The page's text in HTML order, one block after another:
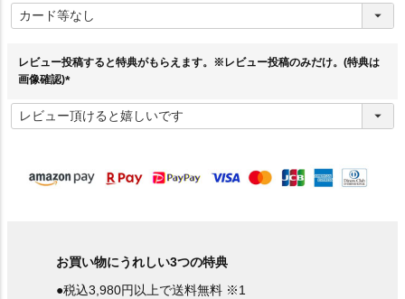
必
須
レビュー投稿すると特典がもらえます。※レビュー投稿のみだけ。(特典は
画像確認)
必
須
お買い物にうれしい3つの特典
●税込3,980円以上で送料無料 ※1